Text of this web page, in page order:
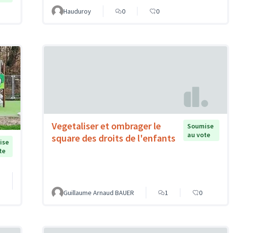
Hauduroy 0 0
Vegetaliser et ombrager le
square des droits de l'enfants
Soumise
au vote
Guillaume Arnaud BAUER 1 0